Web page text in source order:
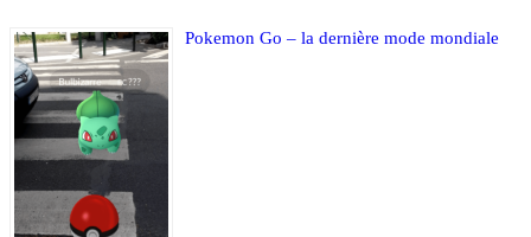
Pokemon Go – la dernière mode mondiale